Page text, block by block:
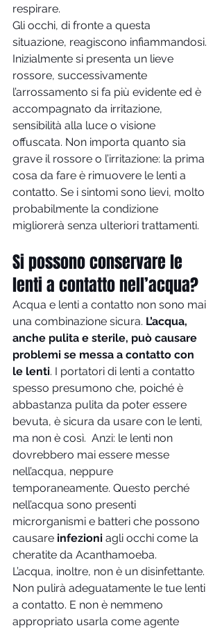
respirare.
Gli occhi, di fronte a questa
situazione, reagiscono infiammandosi.
Inizialmente si presenta un lieve
rossore, successivamente
l’arrossamento si fa più evidente ed è
accompagnato da irritazione,
sensibilità alla luce o visione
offuscata. Non importa quanto sia
grave il rossore o l’irritazione: la prima
cosa da fare è rimuovere le lenti a
contatto. Se i sintomi sono lievi, molto
probabilmente la condizione
migliorerà senza ulteriori trattamenti.
Si possono conservare le
lenti a contatto nell’acqua?
Acqua e lenti a contatto non sono mai
una combinazione sicura. L’acqua,
anche pulita e sterile, può causare
problemi se messa a contatto con
le lenti. I portatori di lenti a contatto
spesso presumono che, poiché è
abbastanza pulita da poter essere
bevuta, è sicura da usare con le lenti,
ma non è così.  Anzi: le lenti non
dovrebbero mai essere messe
nell’acqua, neppure
temporaneamente. Questo perché
nell’acqua sono presenti
microrganismi e batteri che possono
causare infezioni agli occhi come la
cheratite da Acanthamoeba.
L’acqua, inoltre, non è un disinfettante.
Non pulirà adeguatamente le tue lenti
a contatto. E non è nemmeno
appropriato usarla come agente